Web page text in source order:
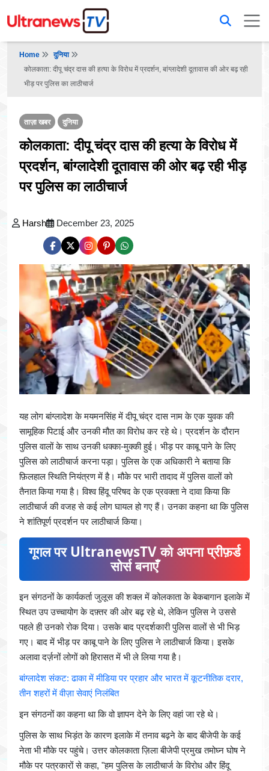
Home
दुनिया
कोलकाता: दीपू चंद्र दास की हत्या के विरोध में प्रदर्शन, बांग्लादेशी दूतावास की ओर बढ़ रही
भीड़ पर पुलिस का लाठीचार्ज
ताज़ा खबर दुनिया
कोलकाता: दीपू चंद्र दास की हत्या के विरोध में
प्रदर्शन, बांग्लादेशी दूतावास की ओर बढ़ रही भीड़
पर पुलिस का लाठीचार्ज
Harsh December 23, 2025
यह लोग बांग्लादेश के मयमनसिंह में दीपू चंद्र दास नाम के एक युवक की
सामूहिक पिटाई और उनकी मौत का विरोध कर रहे थे। प्रदर्शन के दौरान
पुलिस वालों के साथ उनकी धक्का-मुक्की हुई। भीड़ पर काबू पाने के लिए
पुलिस को लाठीचार्ज करना पड़ा। पुलिस के एक अधिकारी ने बताया कि
फ़िलहाल स्थिति नियंत्रण में है। मौके पर भारी तादाद में पुलिस वालों को
तैनात किया गया है। विश्व हिंदू परिषद के एक प्रवक्ता ने दावा किया कि
लाठीचार्ज की वजह से कई लोग घायल हो गए हैं। उनका कहना था कि पुलिस
ने शांतिपूर्ण प्रदर्शन पर लाठीचार्ज किया।
गूगल पर UltranewsTV को अपना प्रीफ़र्ड
सोर्स बनाएँ
इन संगठनों के कार्यकर्ता जुलूस की शक्ल में कोलकाता के बेकबागान इलाके में
स्थित उप उच्चायोग के दफ़्तर की ओर बढ़ रहे थे, लेकिन पुलिस ने उससे
पहले ही उनको रोक दिया। उसके बाद प्रदर्शकारी पुलिस वालों से भी भिड़
गए। बाद में भीड़ पर काबू पाने के लिए पुलिस ने लाठीचार्ज किया। इसके
अलावा दर्ज़नों लोगों को हिरासत में भी ले लिया गया है।
बांग्लादेश संकट: ढाका में मीडिया पर प्रहार और भारत में कूटनीतिक दरार,
तीन शहरों में वीज़ा सेवाएं निलंबित
इन संगठनों का कहना था कि वो ज्ञापन देने के लिए वहां जा रहे थे।
पुलिस के साथ भिड़ंत के कारण इलाके में तनाव बढ़ने के बाद बीजेपी के कई
नेता भी मौके पर पहुंचे। उत्तर कोलकाता ज़िला बीजेपी प्रमुख तमोघ्न घोष ने
मौके पर पत्रकारों से कहा, "हम पुलिस के लाठीचार्ज के विरोध और हिंदू